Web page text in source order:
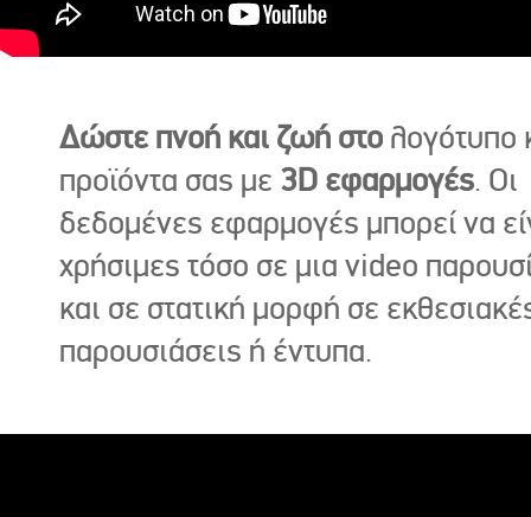
Δώστε πνοή και ζωή στο λογότυπο
προϊόντα σας με 3D εφαρμογές. Οι
δεδομένες εφαρμογές μπορεί να
χρήσιμες τόσο σε μια video
και σε στατική μορφή σε
παρουσιάσεις ή έντυπα.